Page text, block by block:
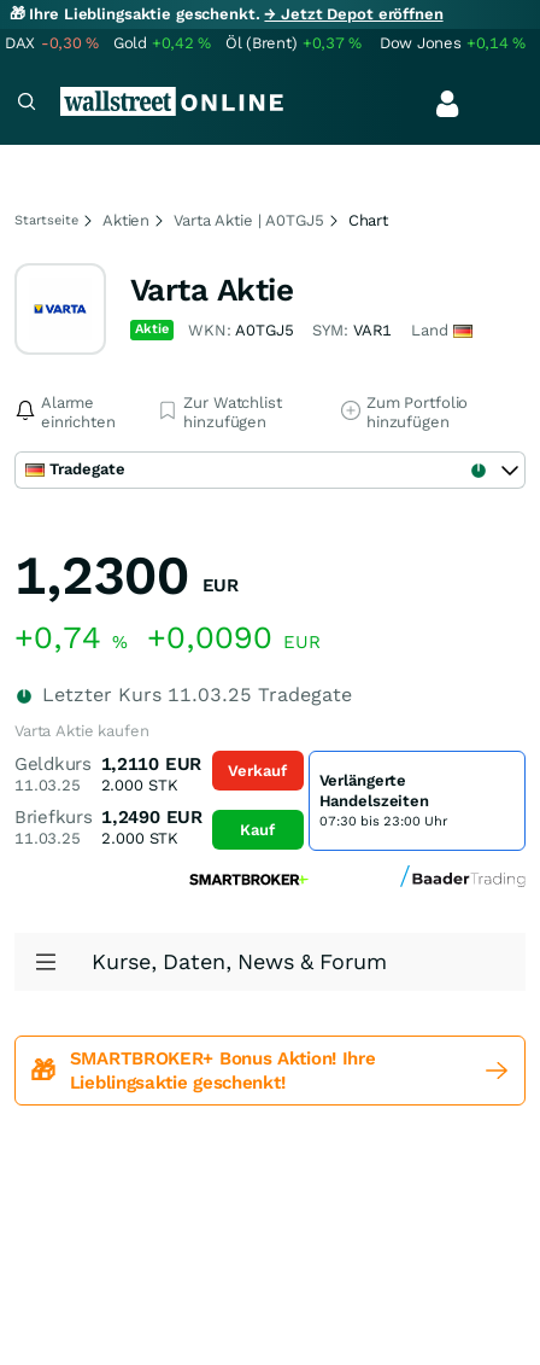
🎁 Ihre Lieblingsaktie geschenkt.→ Jetzt Depot eröffnen
DAX -0,30% Gold +0,42% Öl (Brent) +0,37% Dow Jones +0,14%
Startseite Aktien Varta Aktie | A0TGJ5 Chart
Varta Aktie
Aktie WKN:A0TGJ5 SYM: VAR1 Land
Alarme
einrichten
Zur Watchlist
hinzufügen
Zum Portfolio
hinzufügen
Tradegate
1,2300 EUR
+0,74 % +0,0090 EUR
Letzter Kurs 11.03.25 Tradegate
Varta Aktie kaufen
Geldkurs
11.03.25
1,2110 EUR
2.000STK
Briefkurs
11.03.25
1,2490 EUR
2.000STK
Verkauf
Kauf
Verlängerte
Handelszeiten
07:30 bis 23:00 Uhr
Kurse, Daten, News & Forum
🎁
SMARTBROKER+ Bonus Aktion! Ihre
Lieblingsaktie geschenkt!